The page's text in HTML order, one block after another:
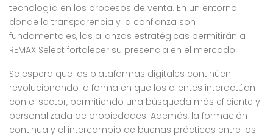
tecnología en los procesos de venta. En un entorno
donde la transparencia y la confianza son
fundamentales, las alianzas estratégicas permitirán a
REMAX Select fortalecer su presencia en el mercado.
Se espera que las plataformas digitales continúen
revolucionando la forma en que los clientes interactúan
con el sector, permitiendo una búsqueda más eficiente y
personalizada de propiedades. Además, la formación
continua y el intercambio de buenas prácticas entre los